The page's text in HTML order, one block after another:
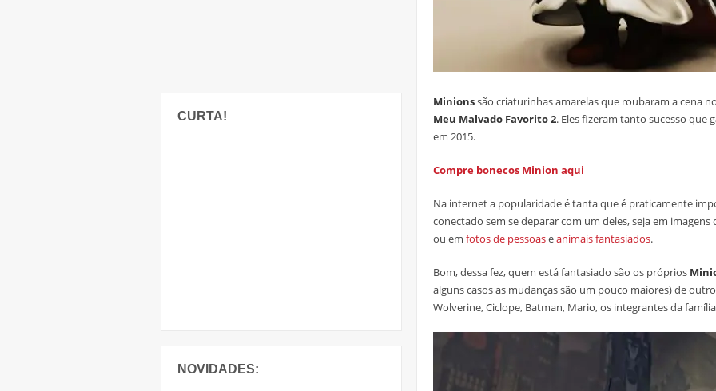
CURTA!
NOVIDADES:
Minionssão criaturinhas amarelas que roubaram a cena
Meu Malvado Favorito 2. Eles fizeram tanto sucesso que
em 2015.
Compre bonecos Minion aqui
Na internet a popularidade é tanta que é praticamente
conectado sem se deparar com um deles, seja em
ou em fotos de pessoaseanimais fantasiados.
Bom, dessa fez, quem está fantasiado são os próprios
alguns casos as mudanças são um pouco maiores) de
Wolverine, Ciclope, Batman, Mario, os integrantes da